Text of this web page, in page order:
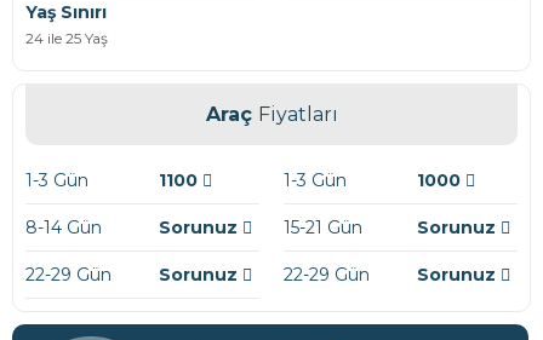
Yaş Sınırı
24 ile 25 Yaş
Araç Fiyatları
1-3 Gün 1100 1-3 Gün 1000
8-14 Gün Sorunuz 15-21 Gün Sorunuz
22-29 Gün Sorunuz 22-29 Gün Sorunuz